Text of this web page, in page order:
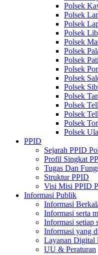
Polsek
Polsek
Polsek
Polsek
Polsek
Polsek
Polsek
Polsek
Polsek
Polsek
Polsek
Polsek
Polsek
Polsek
Polsek
PPID
Sejarah PPID
Profil Singkat
Tugas Dan
Struktur PPID
Visi Misi PPID
Informasi Publik
Informasi
Informasi serta
Informasi setiap
Informasi yang
Layanan Digital
UU & Peraturan